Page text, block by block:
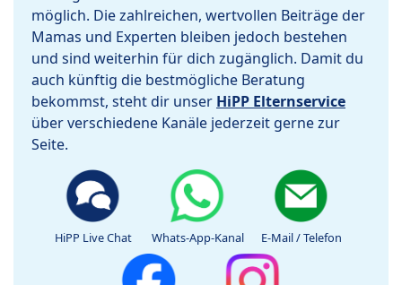
möglich. Die zahlreichen, wertvollen Beiträge der
Mamas und Experten bleiben jedoch bestehen
und sind weiterhin für dich zugänglich. Damit du
auch künftig die bestmögliche Beratung
bekommst, steht dir unser HiPP Elternservice
über verschiedene Kanäle jederzeit gerne zur
Seite.
HiPP Live Chat Whats-App-Kanal E-Mail / Telefon